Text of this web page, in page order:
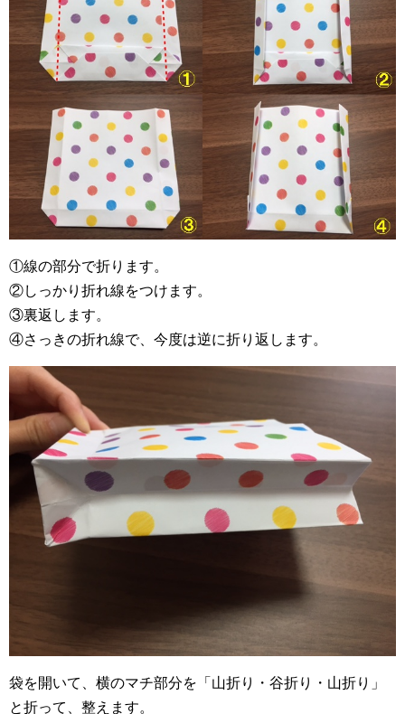
①線の部分で折ります。
②しっかり折れ線をつけます。
③裏返します。
④さっきの折れ線で、今度は逆に折り返します。
袋を開いて、横のマチ部分を「山折り・谷折り・山折り」
と折って、整えます。